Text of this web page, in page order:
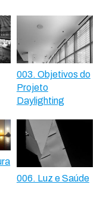
003. Objetivos do
Projeto
Daylighting
006. Luz e Saúde